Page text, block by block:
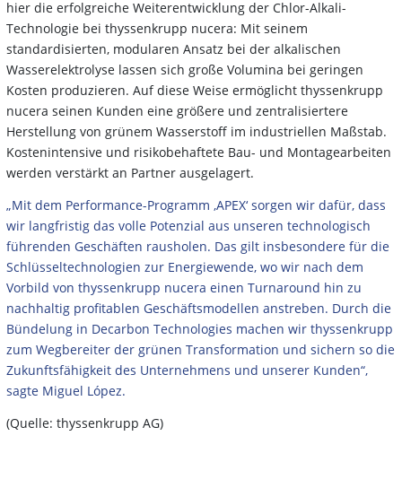
hier die erfolgreiche Weiterentwicklung der Chlor-Alkali-
Technologie bei thyssenkrupp nucera: Mit seinem
standardisierten, modularen Ansatz bei der alkalischen
Wasserelektrolyse lassen sich große Volumina bei geringen
Kosten produzieren. Auf diese Weise ermöglicht thyssenkrupp
nucera seinen Kunden eine größere und zentralisiertere
Herstellung von grünem Wasserstoff im industriellen Maßstab.
Kostenintensive und risikobehaftete Bau- und Montagearbeiten
werden verstärkt an Partner ausgelagert.
„Mit dem Performance-Programm ‚APEX‘ sorgen wir dafür, dass
wir langfristig das volle Potenzial aus unseren technologisch
führenden Geschäften rausholen. Das gilt insbesondere für die
Schlüsseltechnologien zur Energiewende, wo wir nach dem
Vorbild von thyssenkrupp nucera einen Turnaround hin zu
nachhaltig profitablen Geschäftsmodellen anstreben. Durch die
Bündelung in Decarbon Technologies machen wir thyssenkrupp
zum Wegbereiter der grünen Transformation und sichern so die
Zukunftsfähigkeit des Unternehmens und unserer Kunden“,
sagte Miguel López.
(Quelle: thyssenkrupp AG)